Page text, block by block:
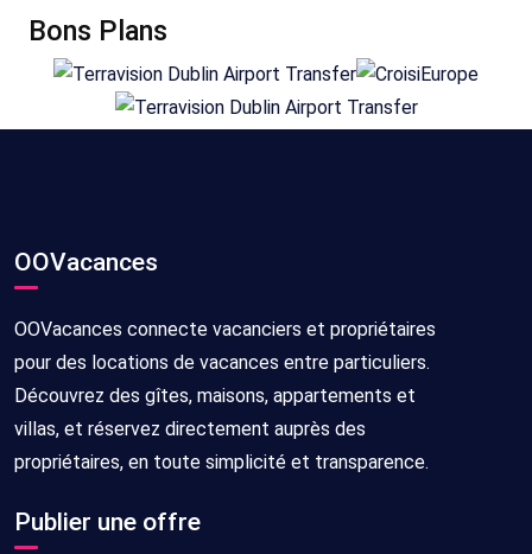
Bons Plans
OOVacances
OOVacances connecte vacanciers et propriétaires
pour des locations de vacances entre particuliers.
Découvrez des gîtes, maisons, appartements et
villas, et réservez directement auprès des
propriétaires, en toute simplicité et transparence.
Publier une offre